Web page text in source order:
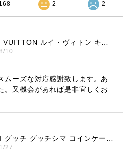
168 2 2
LOUIS VUITTON ルイ・ヴィトン キーリング フラワーモチーフ ブラウン ノベルティ アクセサリー 8314-202209
10
ムーズな対応感謝致します。あ
。又機会があれば是非宜しくお
GUCCI グッチ グッチシマ コインケース ブラック 9347-202212
27